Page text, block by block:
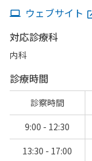
ウェブサイト
対応診療科
内科
診療時間
診察時間
9:00 - 12:30
13:30 - 17:00